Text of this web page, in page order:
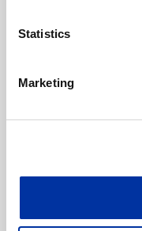
Statistics
Marketing
As soluções
construção